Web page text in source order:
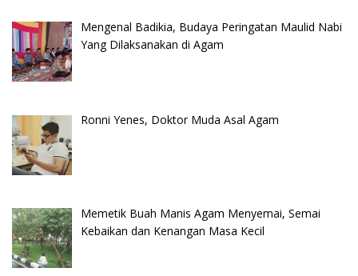
Mengenal Badikia, Budaya Peringatan Maulid Nabi
Yang Dilaksanakan di Agam
Ronni Yenes, Doktor Muda Asal Agam
Memetik Buah Manis Agam Menyemai, Semai
Kebaikan dan Kenangan Masa Kecil